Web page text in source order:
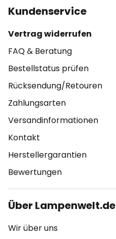
Kundenservice
Vertrag widerrufen
FAQ & Beratung
Bestellstatus prüfen
Rücksendung/Retouren
Zahlungsarten
Versandinformationen
Kontakt
Herstellergarantien
Bewertungen
Über Lampenwelt.de
Wir über uns